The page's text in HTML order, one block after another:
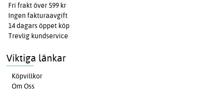
Fri frakt över 599 kr
Ingen fakturaavgift
14 dagars öppet köp
Trevlig kundservice
Viktiga länkar
Köpvillkor
Om Oss